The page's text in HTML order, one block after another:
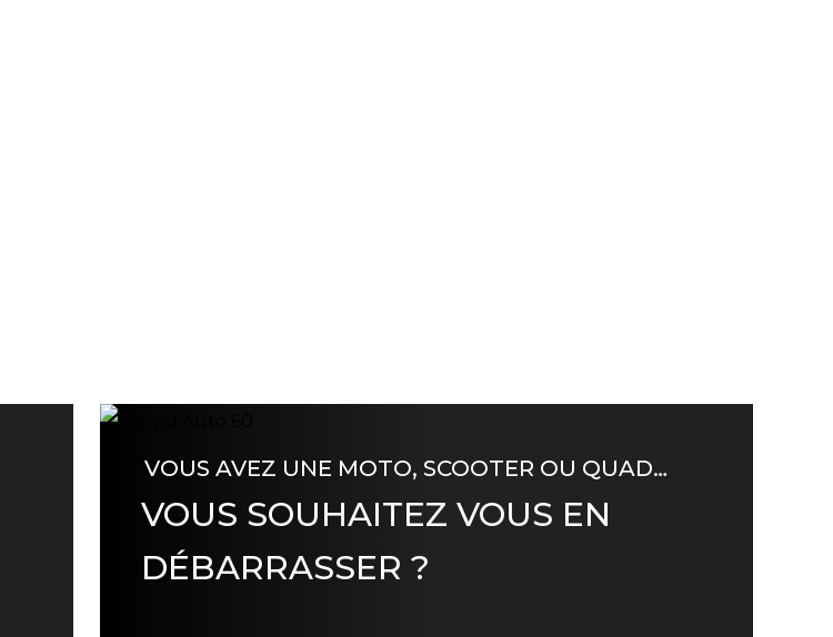
VOUS AVEZ UNE MOTO, SCOOTER OU QUAD…
VOUS SOUHAITEZ VOUS EN
DÉBARRASSER ?